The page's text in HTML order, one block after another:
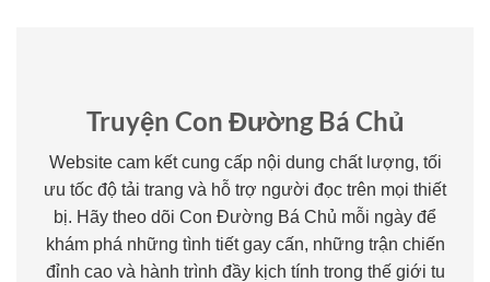
Truyện Con Đường Bá Chủ
Website cam kết cung cấp nội dung chất lượng, tối
ưu tốc độ tải trang và hỗ trợ người đọc trên mọi thiết
bị. Hãy theo dõi Con Đường Bá Chủ mỗi ngày để
khám phá những tình tiết gay cấn, những trận chiến
đỉnh cao và hành trình đầy kịch tính trong thế giới tu